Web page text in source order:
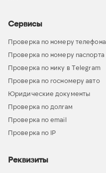
Сервисы
Проверка по номеру телефона
Проверка по номеру паспорта
Проверка по нику в Telegram
Проверка по госномеру авто
Юридические документы
Проверка по долгам
Проверка по email
Проверка по IP
Реквизиты